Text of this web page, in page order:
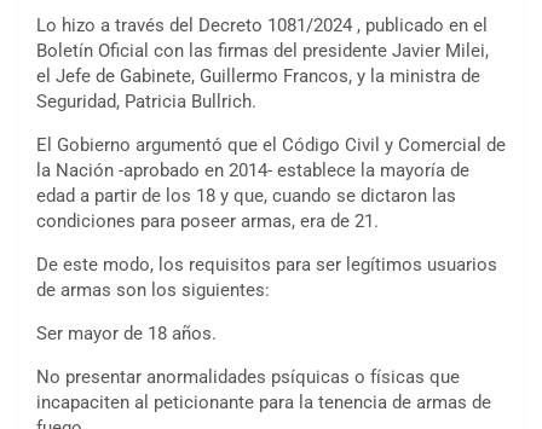
Lo hizo a través del Decreto 1081/2024 , publicado en el
Boletín Oficial con las firmas del presidente Javier Milei,
el Jefe de Gabinete, Guillermo Francos, y la ministra de
Seguridad, Patricia Bullrich.
El Gobierno argumentó que el Código Civil y Comercial de
la Nación -aprobado en 2014- establece la mayoría de
edad a partir de los 18 y que, cuando se dictaron las
condiciones para poseer armas, era de 21.
De este modo, los requisitos para ser legítimos usuarios
de armas son los siguientes:
Ser mayor de 18 años.
No presentar anormalidades psíquicas o físicas que
incapaciten al peticionante para la tenencia de armas de